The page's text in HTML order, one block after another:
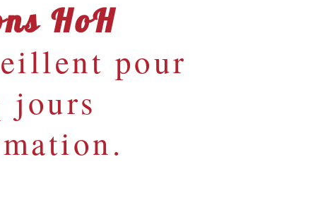
HoH
pour
jours